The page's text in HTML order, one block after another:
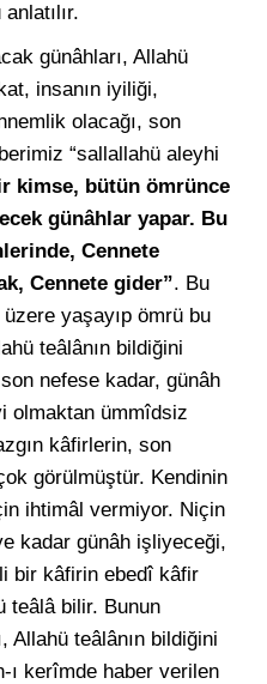
günâhları, Allahü
insanın iyiliği,
olacağı, son
“sallallahü aleyhi
kimse, bütün ömrünce
günâhlar yapar. Bu
Cennete
Cennete gider”. Bu
yaşayıp ömrü bu
teâlânın bildiğini
nefese kadar, günâh
olmaktan ümmîdsiz
kâfirlerin, son
görülmüştür. Kendinin
ihtimâl vermiyor. Niçin
kadar günâh işliyeceği,
bir kâfirin ebedî kâfir
teâlâ bilir. Bunun
Allahü teâlânın bildiğini
ı kerîmde haber verilen